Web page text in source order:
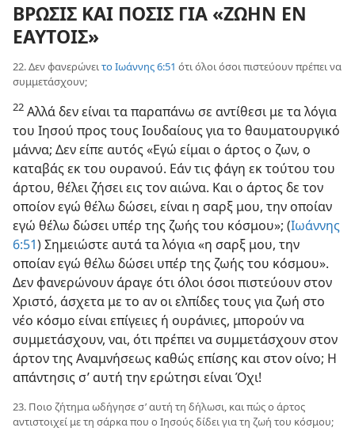
ΒΡΩΣΙΣ ΚΑΙ ΠΟΣΙΣ ΓΙΑ «ΖΩΗΝ ΕΝ
ΕΑΥΤΟΙΣ»
22. Δεν φανερώνειτο Ιωάννης 6:51 ότι όλοι όσοι πιστεύουν πρέπει να
συμμετάσχουν;
22 Αλλά δεν είναι τα παραπάνω σε αντίθεσι με τα λόγια
του Ιησού προς τους Ιουδαίους για το θαυματουργικό
μάννα; Δεν είπε αυτός «Εγώ είμαι ο άρτος ο ζων, ο
καταβάς εκ του ουρανού. Εάν τις φάγη εκ τούτου του
άρτου, θέλει ζήσει εις τον αιώνα. Και ο άρτος δε τον
οποίον εγώ θέλω δώσει, είναι η σαρξ μου, την οποίαν
εγώ θέλω δώσει υπέρ της ζωής του κόσμου»; (Ιωάννης
6:51) Σημειώστε αυτά τα λόγια «η σαρξ μου, την
οποίαν εγώ θέλω δώσει υπέρ της ζωής του κόσμου».
Δεν φανερώνουν άραγε ότι όλοι όσοι πιστεύουν στον
Χριστό, άσχετα με το αν οι ελπίδες τους για ζωή στο
νέο κόσμο είναι επίγειες ή ουράνιες, μπορούν να
συμμετάσχουν, ναι, ότι πρέπει να συμμετάσχουν στον
άρτον της Αναμνήσεως καθώς επίσης και στον οίνο; Η
απάντησις σ’ αυτή την ερώτησι είναι Όχι!
23. Ποιο ζήτημα ωδήγησε σ’ αυτή τη δήλωσι, και πώς ο άρτος
αντιστοιχεί με τη σάρκα που ο Ιησούς δίδει για τη ζωή του κόσμου;